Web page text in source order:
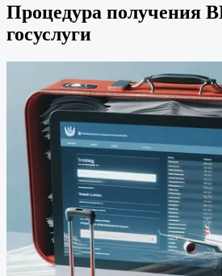
Процедура получения
госуслуги